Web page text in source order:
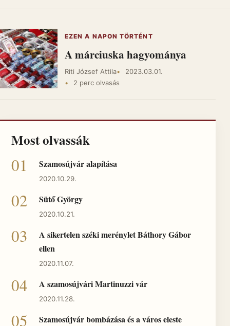
EZEN A NAPON TÖRTÉNT
A márciuska hagyománya
Riti József Attila
2023.03.01.
2 perc olvasás
Most olvassák
Szamosújvár alapítása
2020.10.29.
Sütő György
2020.10.21.
A sikertelen széki merénylet Báthory Gábor
ellen
2020.11.07.
A szamosújvári Martinuzzi vár
2020.11.28.
Szamosújvár bombázása és a város eleste